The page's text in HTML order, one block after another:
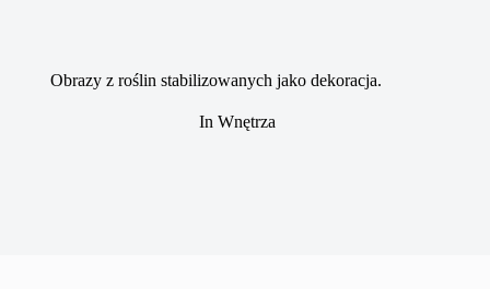
Obrazy z roślin stabilizowanych jako dekoracja.
In Wnętrza